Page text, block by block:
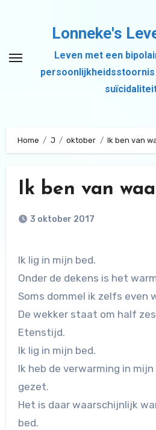
inhoud
Lonneke's
Leven met een
Home J oktober Ik ben van
Ik ben van
3 oktober 2017
Ik lig in mijn bed.
Onder de dekens is het
Soms dommel ik zelfs even
De wekker staat om half
Etenstijd.
Ik lig in mijn bed.
Ik heb de verwarming in
gezet.
Het is daar waarschijnlijk
bed.